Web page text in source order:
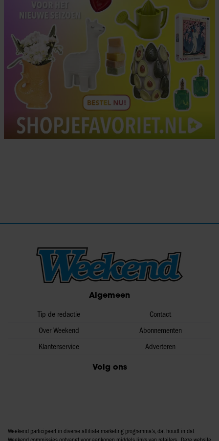
Algemeen
Tip de redactie
Over Weekend
Klantenservice
Contact
Abonnementen
Adverteren
Volg ons
Weekend participeert in diverse affiliate marketing programma’s, dat houdt in dat